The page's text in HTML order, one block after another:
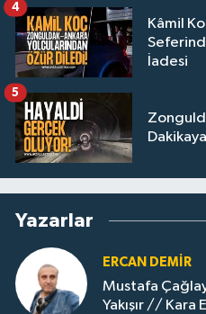
Kâmil
İadesi
4
5
Yazarlar
ERCAN DEMIR
Mustafa
Yakışır // ​Kara